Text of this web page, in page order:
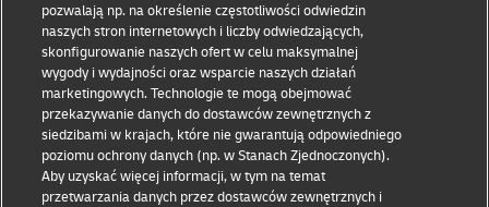
Uważaj na oszustów
Oświadczenie prawne
pozwalają np. na określenie częstotliwości odwiedzin
naszych stron internetowych i liczby odwiedzających,
skonfigurowanie naszych ofert w celu maksymalnej
wygody i wydajności oraz wsparcie naszych działań
marketingowych. Technologie te mogą obejmować
przekazywanie danych do dostawców zewnętrznych z
siedzibami w krajach, które nie gwarantują odpowiedniego
poziomu ochrony danych (np. w Stanach Zjednoczonych).
Aby uzyskać więcej informacji, w tym na temat
przetwarzania danych przez dostawców zewnętrznych i